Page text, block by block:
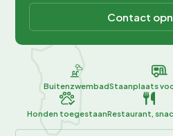
Contact
BuitenzwembadStaanplaats
Honden toegestaanRestaurant,